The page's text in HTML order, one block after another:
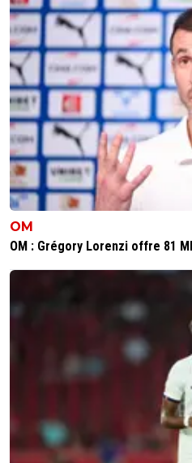
OM
OM : Grégory Lorenzi offre 81